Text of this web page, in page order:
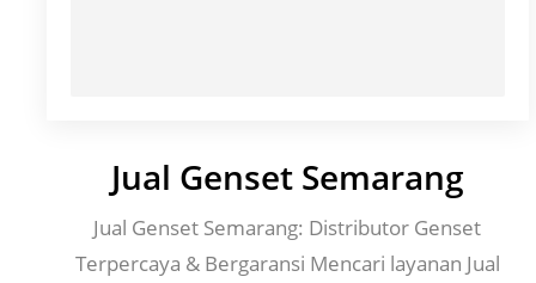
Jual Genset Semarang
Jual Genset Semarang: Distributor Genset
Terpercaya & Bergaransi Mencari layanan Jual